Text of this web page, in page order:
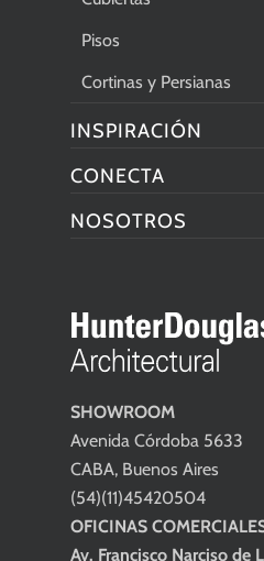
SHOWROOM
Avenida Córdoba 5633
CABA, Buenos Aires
(54)(11)45420504
OFICINAS
Av. Francisco Narciso de
Pisos
Cortinas y Persianas
INSPIRACIÓN
CONECTA
NOSOTROS